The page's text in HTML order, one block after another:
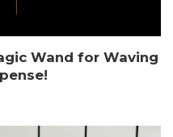
Wand for Waving